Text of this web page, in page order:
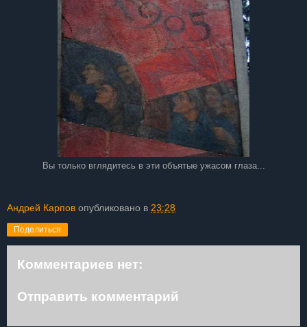
Вы только вглядитесь в эти объятые ужасом глаза...
Андрей Карпов опубликовано в 23:28
Поделиться
Комментариев нет:
Отправить комментарий